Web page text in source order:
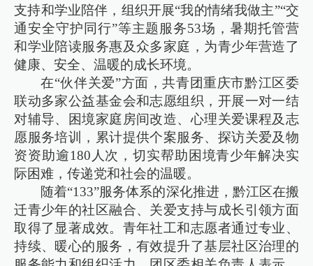
支持和学业陪伴，组织开展“我的情绪我做主”“交
通安全守护同行”等主题服务53场，暑期托管营
和学业陪读服务惠及众多家庭，为青少年营造了
健康、安全、温暖的成长环境。
在“伙伴关爱”方面，共青团重庆市黔江区委
联动多家公益基金会和志愿组织，开展一对一结
对辅导、困境家庭房间改造、心理关爱课程及志
愿服务培训，累计提供个案服务、探访关爱及物
资资助逾180人次，切实帮助困境青少年解决实
际困难，传递党和社会的温暖。
随着“133”服务体系的深化推进，黔江区在搬
迁青少年的社区融合、关爱支持与成长引领方面
取得了显著成效。青年社工和志愿者通过专业、
持续、暖心的服务，有效提升了基层社区治理的